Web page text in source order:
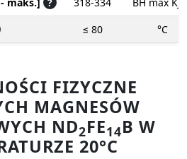
maks.] ? 318-334
BH max
≤ 80 °C
FIZYCZNE
MAGNESÓW
ND2FE14B W
20°C